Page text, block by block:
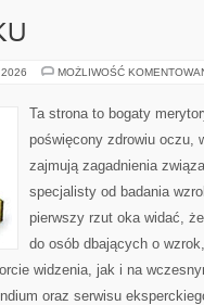
MOŻLIWOŚĆ
Ta strona to bogaty
poświęcony zdrowiu oczu,
zajmują zagadnienia
specjalisty od badania
pierwszy rzut oka widać,
do osób dbających o
widzenia, jak i na
oraz serwisu